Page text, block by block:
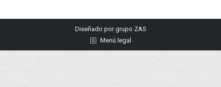
Diseñado porgrupo ZAS
Menú legal